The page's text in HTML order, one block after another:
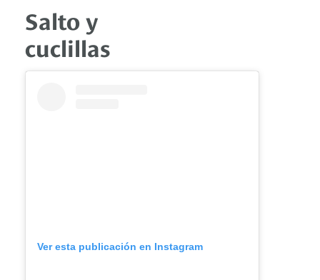
Salto y
cuclillas
Ver esta publicación en Instagram